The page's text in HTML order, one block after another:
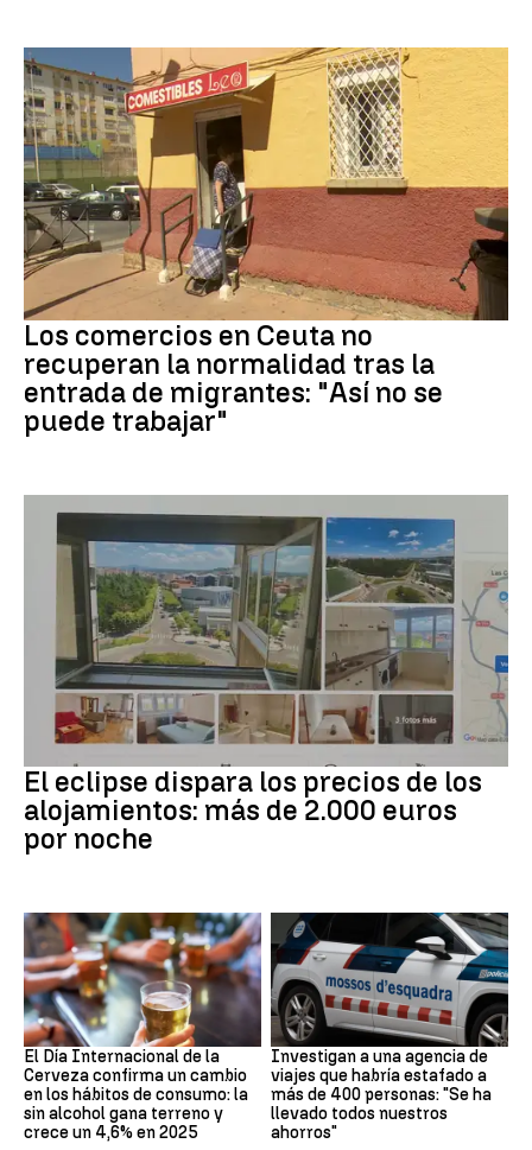
Crisis migrantes
Los comercios en Ceuta no
recuperan la normalidad tras la
entrada de migrantes: "Así no se
puede trabajar"
Eclipse solar
El eclipse dispara los precios de los
alojamientos: más de 2.000 euros
por noche
Día Internacional Cerveza
El Día Internacional de la
Cerveza confirma un cambio
en los hábitos de consumo: la
sin alcohol gana terreno y
crece un 4,6% en 2025
Estafa
Investigan a una agencia de
viajes que habría estafado a
más de 400 personas: "Se ha
llevado todos nuestros
ahorros"